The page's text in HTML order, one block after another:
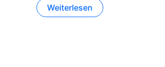
Weiterlesen